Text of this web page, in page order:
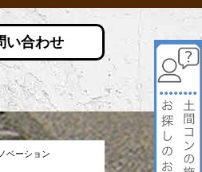
い合わせ
ベーション